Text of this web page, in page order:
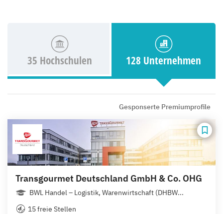
35 Hochschulen 128 Unternehmen
Gesponserte Premiumprofile
Transgourmet Deutschland GmbH & Co. OHG
BWL Handel – Logistik, Warenwirtschaft (DHBW...
15 freie Stellen